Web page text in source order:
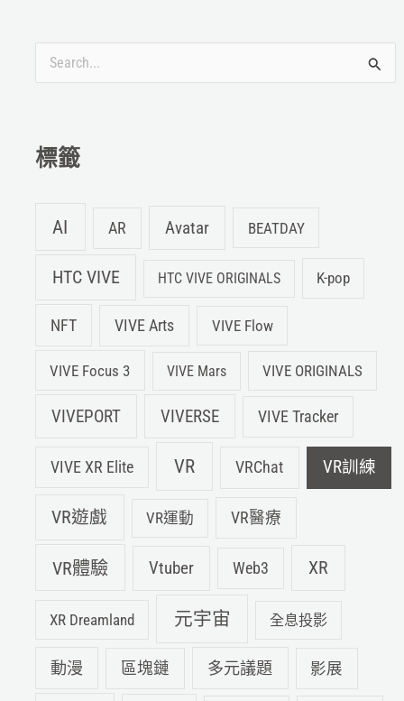
鍵
標籤
AI AR Avatar BEATDAY
HTC VIVE HTC VIVE ORIGINALS K-pop
NFT VIVE Arts VIVE Flow
VIVE Focus 3 VIVE Mars VIVE ORIGINALS
VIVEPORT VIVERSE VIVE Tracker
VIVE XR Elite VR VRChat VR訓練
VR遊戲 VR運動 VR醫療
VR體驗 Vtuber Web3 XR
XR Dreamland 元宇宙 全息投影
動漫 區塊鏈 多元議題 影展